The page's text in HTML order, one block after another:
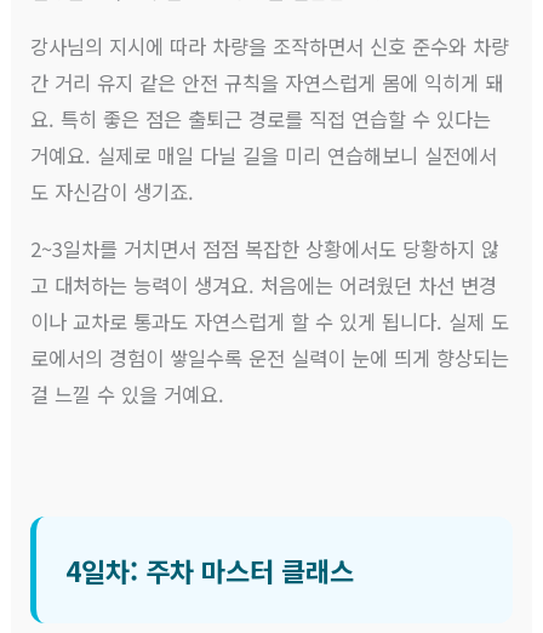
강사님의 지시에 따라 차량을 조작하면서 신호 준수와 차량
간 거리 유지 같은 안전 규칙을 자연스럽게 몸에 익히게 돼
요. 특히 좋은 점은 출퇴근 경로를 직접 연습할 수 있다는
거예요. 실제로 매일 다닐 길을 미리 연습해보니 실전에서
도 자신감이 생기죠.
2~3일차를 거치면서 점점 복잡한 상황에서도 당황하지 않
고 대처하는 능력이 생겨요. 처음에는 어려웠던 차선 변경
이나 교차로 통과도 자연스럽게 할 수 있게 됩니다. 실제 도
로에서의 경험이 쌓일수록 운전 실력이 눈에 띄게 향상되는
걸 느낄 수 있을 거예요.
4일차: 주차 마스터 클래스